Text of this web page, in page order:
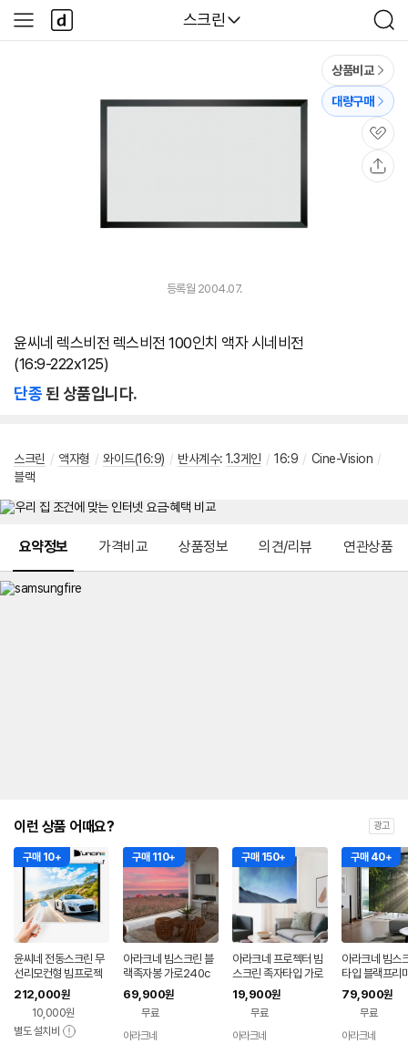
다나와
스크린
검
색
사
이
다
나
와
상품비교
대량구매
관
심
등록월 2004.07.
윤씨네 렉스비전 렉스비전 100인치 액자 시네비전
(16:9-222x125)
단종된 상품입니다.
스크린 / 액자형 / 와이드(16:9) / 반사계수: 1.3게인 / 16:9 / Cine-Vision /
블랙
요약정보 가격비교 상품정보 의견/리뷰 연관상품
이런 상품 어때요? 광고
구매 10+
윤씨네 전동스크린 무
선리모컨형 빔프로젝
터 빔스크린 노출형 2
90cm(120인치), 1개
212,000원
10,000원
별도 설치비
구매 110+
아라크네 빔스크린 블
랙족자봉 가로240c
m x 세로200cm (12
0인치)
69,900원
무료
아라크네
구매 150+
아라크네 프로젝터 빔
스크린 족자타입 가로
80cm x 세로65cm
19,900원
무료
아라크네
구매 40+
아라크네 빔스
타입 블랙프리
로240cm x
0cm (120인
79,900원
무료
아라크네